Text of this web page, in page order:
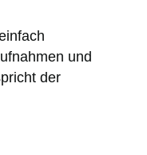
und
der